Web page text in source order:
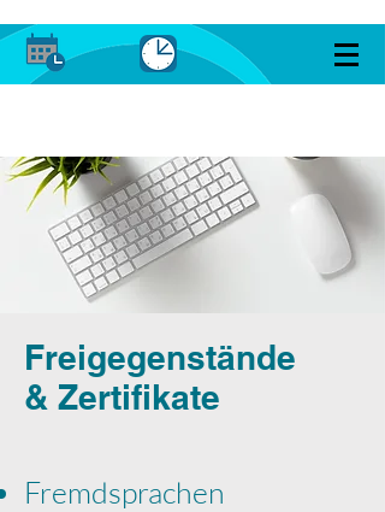
Freigegenstände
& Zertifikate
Fremdsprachen